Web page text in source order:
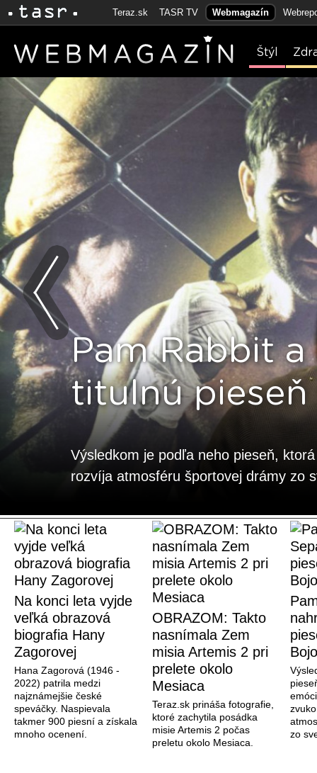
Teraz.sk TASR TV Webmagazín
Štýl
Pam Rabbit
titulnú
Výsledkom je podľa neho pieseň,
rozvíja atmosféru športovej drámy zo
Na konci leta vyjde
veľká obrazová
biografia Hany
Zagorovej
Hana Zagorová (1946 -
2022) patrila medzi
najznámejšie české
speváčky. Naspievala
takmer 900 piesní a získala
mnoho ocenení.
OBRAZOM: Takto
nasnímala Zem
misia Artemis 2 pri
prelete okolo
Mesiaca
Teraz.sk prináša fotografie,
ktoré zachytila posádka
misie Artemis 2 počas
preletu okolo Mesiaca.
zo